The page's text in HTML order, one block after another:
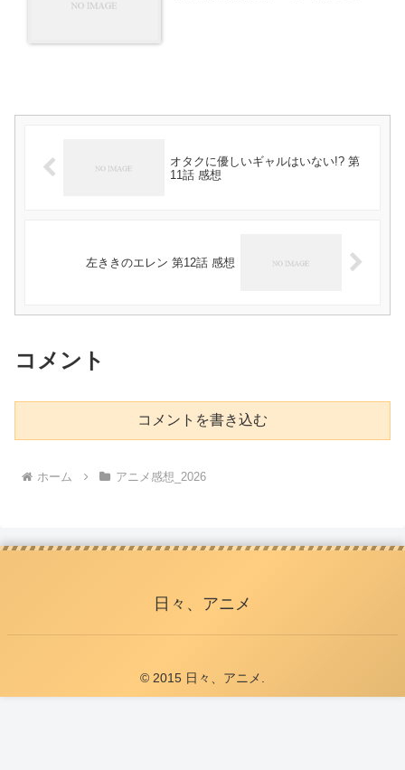
オタクに優しいギャルはいない!? 第
11話 感想
左ききのエレン 第12話 感想
コメント
コメントを書き込む
ホーム アニメ感想_2026
日々、アニメ
© 2015 日々、アニメ.